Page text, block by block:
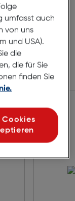
umfasst auch
von uns
und USA).
die
die für Sie
finden Sie
Cookies